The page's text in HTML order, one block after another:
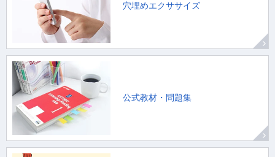
穴埋めエクササイズ
公式教材・問題集